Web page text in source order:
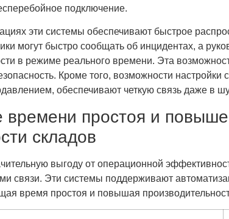
подключение.
эти системы обеспечивают быстрое
могут быстро сообщать об инцидентах, а
в режиме реального времени. Эта
Кроме того, возможности настройки
обеспечивают четкую связь даже в
времени простоя и
складов
выгоду от операционной
связи. Эти системы поддерживают
время простоя и повышая